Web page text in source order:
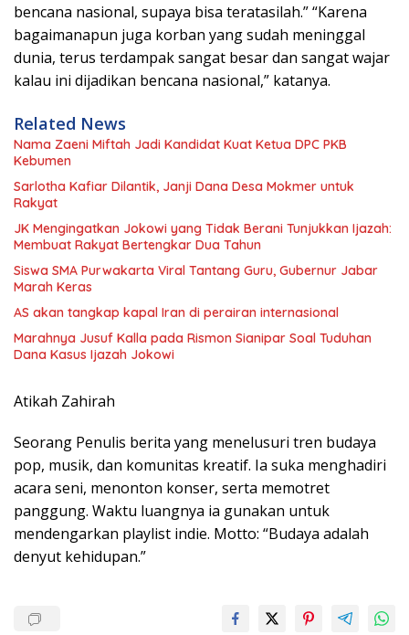
bencana nasional, supaya bisa teratasilah.” “Karena
bagaimanapun juga korban yang sudah meninggal
dunia, terus terdampak sangat besar dan sangat wajar
kalau ini dijadikan bencana nasional,” katanya.
Related News
Nama Zaeni Miftah Jadi Kandidat Kuat Ketua DPC PKB
Kebumen
Sarlotha Kafiar Dilantik, Janji Dana Desa Mokmer untuk
Rakyat
JK Mengingatkan Jokowi yang Tidak Berani Tunjukkan Ijazah:
Membuat Rakyat Bertengkar Dua Tahun
Siswa SMA Purwakarta Viral Tantang Guru, Gubernur Jabar
Marah Keras
AS akan tangkap kapal Iran di perairan internasional
Marahnya Jusuf Kalla pada Rismon Sianipar Soal Tuduhan
Dana Kasus Ijazah Jokowi
Atikah Zahirah
Seorang Penulis berita yang menelusuri tren budaya
pop, musik, dan komunitas kreatif. Ia suka menghadiri
acara seni, menonton konser, serta memotret
panggung. Waktu luangnya ia gunakan untuk
mendengarkan playlist indie. Motto: “Budaya adalah
denyut kehidupan.”